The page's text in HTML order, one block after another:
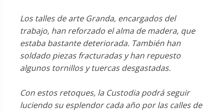
Los talles de arte Granda, encargados del
trabajo, han reforzado el alma de madera, que
estaba bastante deteriorada. También han
soldado piezas fracturadas y han repuesto
algunos tornillos y tuercas desgastadas.
Con estos retoques, la Custodia podrá seguir
luciendo su esplendor cada año por las calles de